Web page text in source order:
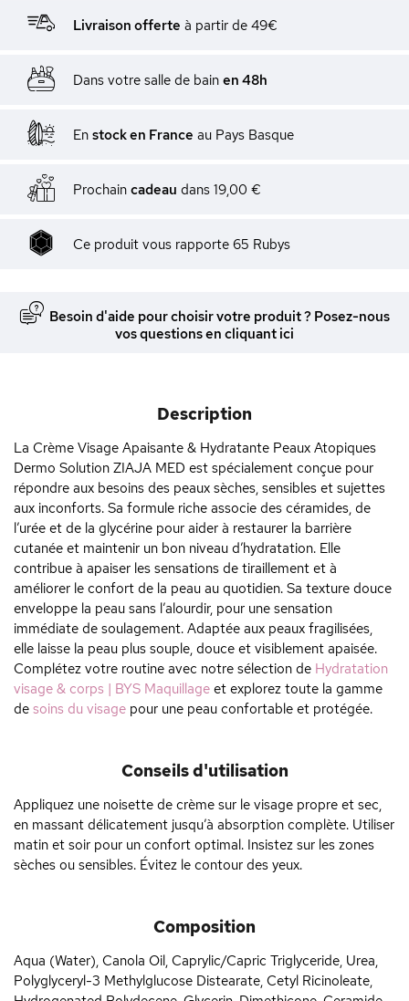
Livraison offerte à partir de 49€
Dans votre salle de bain en 48h
En stock en France au Pays Basque
Prochain cadeau dans 19,00 €
Ce produit vous rapporte 65 Rubys
Besoin d'aide pour choisir votre produit ? Posez-nous
vos questions en cliquant ici
Description
La Crème Visage Apaisante & Hydratante Peaux Atopiques
Dermo Solution ZIAJA MED est spécialement conçue pour
répondre aux besoins des peaux sèches, sensibles et sujettes
aux inconforts. Sa formule riche associe des céramides, de
l’urée et de la glycérine pour aider à restaurer la barrière
cutanée et maintenir un bon niveau d’hydratation. Elle
contribue à apaiser les sensations de tiraillement et à
améliorer le confort de la peau au quotidien. Sa texture douce
enveloppe la peau sans l’alourdir, pour une sensation
immédiate de soulagement. Adaptée aux peaux fragilisées,
elle laisse la peau plus souple, douce et visiblement apaisée.
Complétez votre routine avec notre sélection de Hydratation
visage & corps | BYS Maquillage et explorez toute la gamme
de soins du visage pour une peau confortable et protégée.
Conseils d'utilisation
Appliquez une noisette de crème sur le visage propre et sec,
en massant délicatement jusqu’à absorption complète. Utiliser
matin et soir pour un confort optimal. Insistez sur les zones
sèches ou sensibles. Évitez le contour des yeux.
Composition
Aqua (Water), Canola Oil, Caprylic/Capric Triglyceride, Urea,
Polyglyceryl-3 Methylglucose Distearate, Cetyl Ricinoleate,